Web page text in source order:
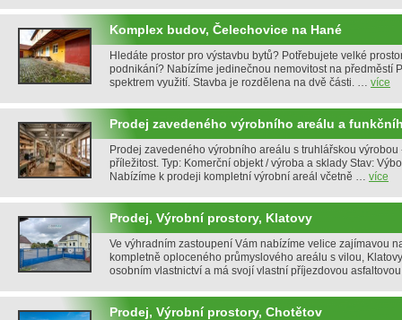
Komplex budov, Čelechovice na Hané
Hledáte prostor pro výstavbu bytů? Potřebujete velké
podnikání? Nabízíme jedinečnou nemovitost na předměstí
spektrem využití. Stavba je rozdělena na dvě části. … více
Prodej zavedeného výrobního areálu a
Prodej zavedeného výrobního areálu s truhlářskou výrobou
příležitost. Typ: Komerční objekt / výroba a sklady Stav:
Nabízíme k prodeji kompletní výrobní areál včetně … více
Prodej, Výrobní prostory, Klatovy
Ve výhradním zastoupení Vám nabízíme velice zajímavou
kompletně oploceného průmyslového areálu s vilou,
osobním vlastnictví a má svojí vlastní příjezdovou
Prodej, Výrobní prostory, Chotětov